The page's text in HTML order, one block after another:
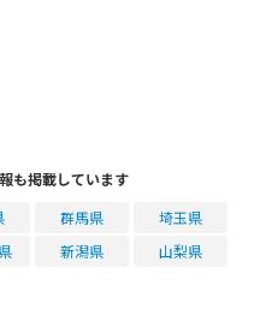
も掲載しています
群馬県
埼玉県
新潟県
山梨県